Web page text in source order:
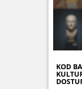
KOD